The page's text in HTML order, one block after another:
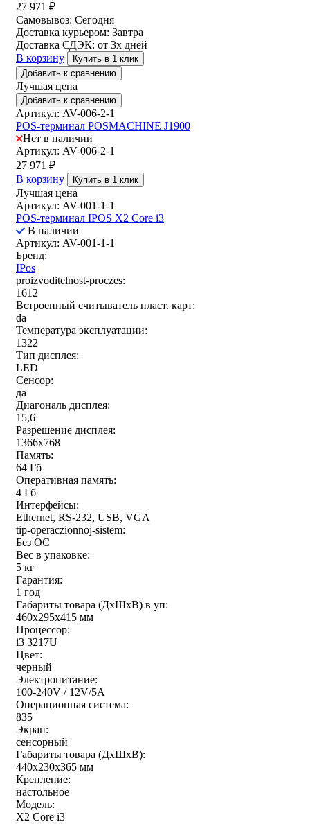
27 971 ₽
Самовывоз: Сегодня
Доставка курьером: Завтра
Доставка СДЭК: от 3х дней
В корзину
Купить в 1 клик
Добавить к сравнению
Лучшая цена
Добавить к сравнению
Артикул: AV-006-2-1
POS-терминал POSMACHINE J1900
Нет в наличии
Артикул: AV-006-2-1
27 971 ₽
В корзину
Купить в 1 клик
Лучшая цена
Артикул: AV-001-1-1
POS-терминал IPOS X2 Core i3
В наличии
Артикул: AV-001-1-1
Бренд:
IPos
proizvoditelnost-proczes:
1612
Встроенный считыватель пласт. карт:
da
Температура эксплуатации:
1322
Тип дисплея:
LED
Сенсор:
да
Диагональ дисплея:
15,6
Разрешение дисплея:
1366x768
Память:
64 Гб
Оперативная память:
4 Гб
Интерфейсы:
Ethernet, RS-232, USB, VGA
tip-operaczionnoj-sistem:
Без ОС
Вес в упаковке:
5 кг
Гарантия:
1 год
Габариты товара (ДxШxВ) в уп:
460x295x415 мм
Процессор:
i3 3217U
Цвет:
черный
Электропитание:
100-240V / 12V/5A
Операционная система:
835
Экран:
сенсорный
Габариты товара (ДxШxВ):
440x230x365 мм
Крепление:
настольное
Модель:
X2 Core i3